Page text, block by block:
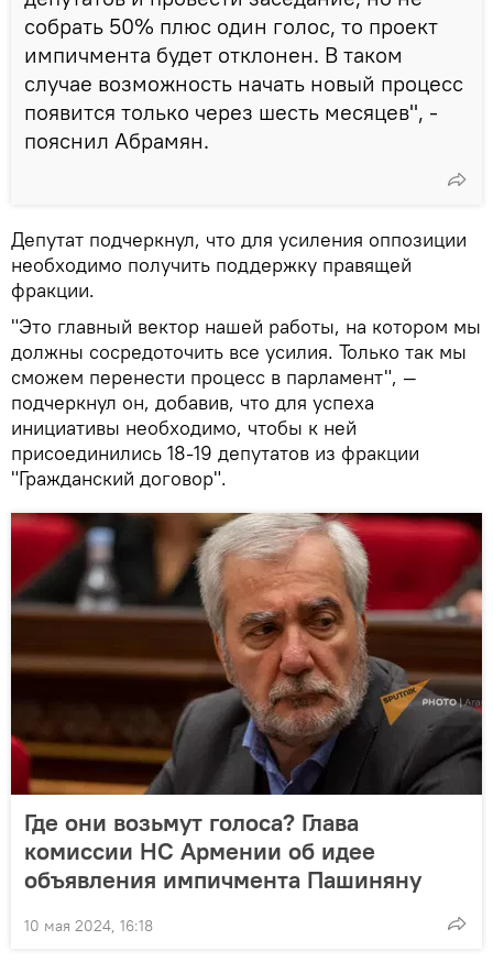
собрать 50% плюс один голос, то проект
импичмента будет отклонен. В таком
случае возможность начать новый процесс
появится только через шесть месяцев", -
пояснил Абрамян.
Депутат подчеркнул, что для усиления оппозиции
необходимо получить поддержку правящей
фракции.
"Это главный вектор нашей работы, на котором мы
должны сосредоточить все усилия. Только так мы
сможем перенести процесс в парламент", —
подчеркнул он, добавив, что для успеха
инициативы необходимо, чтобы к ней
присоединились 18-19 депутатов из фракции
"Гражданский договор".
Где они возьмут голоса? Глава
комиссии НС Армении об идее
объявления импичмента Пашиняну
10 мая 2024, 16:18